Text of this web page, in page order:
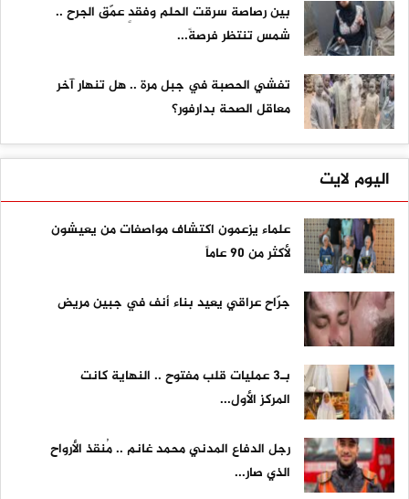
بين رصاصة سرقت الحلم وفقدٍ عمّق الجرح ..
شمس تنتظر فرصةً...
تفشي الحصبة في جبل مرة .. هل تنهار آخر
معاقل الصحة بدارفور؟
اليوم لايت
علماء يزعمون اكتشاف مواصفات من يعيشون
لأكثر من 90 عاماً
جرّاح عراقي يعيد بناء أنف في جبين مريض
بـ3 عمليات قلب مفتوح .. النهاية كانت
المركز الأول...
رجل الدفاع المدني محمد غانم .. مُنقذ الأرواح
الذي صار...